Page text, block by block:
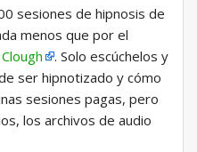
sesiones de hipnosis de
menos que por el
. Solo escúchelos y
ser hipnotizado y cómo
sesiones pagas, pero
los archivos de audio